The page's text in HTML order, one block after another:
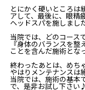
とにかく硬いところは
アして、最後に、眼精
ヘッドスパを施しまし
当院では、どのコース
『身体のバランスを整
ことを含んだ施術とな
終わったあとは、めち
やはりメンテナンスは
当院では、施術の基本
で、是非お試し下さい♪